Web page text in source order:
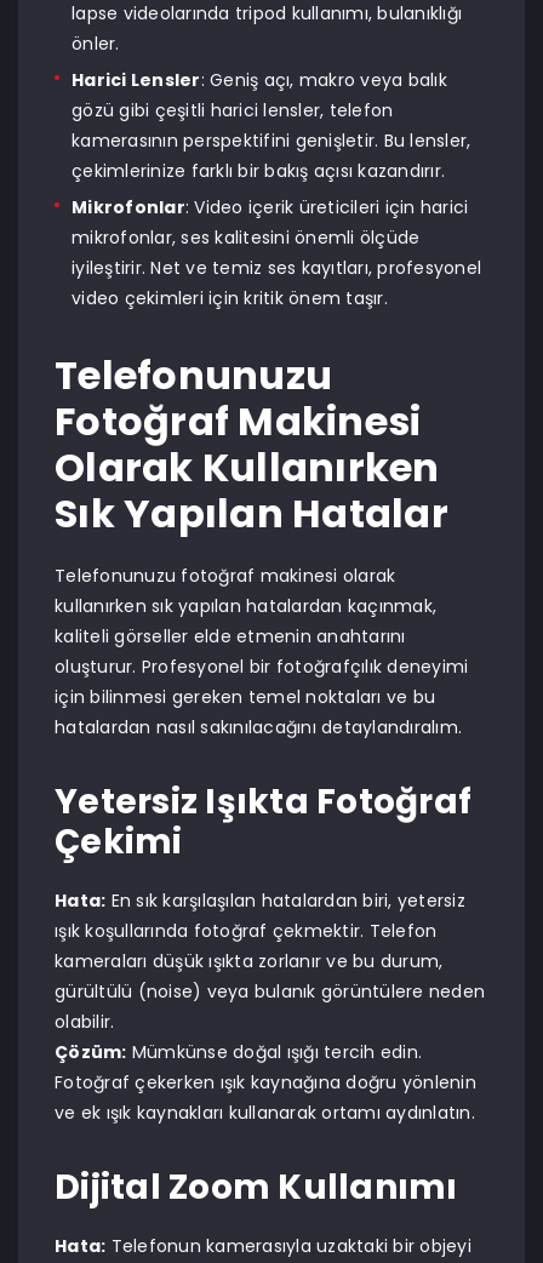
lapse videolarında tripod kullanımı, bulanıklığı
önler.
Harici Lensler: Geniş açı, makro veya balık
gözü gibi çeşitli harici lensler, telefon
kamerasının perspektifini genişletir. Bu lensler,
çekimlerinize farklı bir bakış açısı kazandırır.
Mikrofonlar: Video içerik üreticileri için harici
mikrofonlar, ses kalitesini önemli ölçüde
iyileştirir. Net ve temiz ses kayıtları, profesyonel
video çekimleri için kritik önem taşır.
Telefonunuzu
Fotoğraf Makinesi
Olarak Kullanırken
Sık Yapılan Hatalar
Telefonunuzu fotoğraf makinesi olarak
kullanırken sık yapılan hatalardan kaçınmak,
kaliteli görseller elde etmenin anahtarını
oluşturur. Profesyonel bir fotoğrafçılık deneyimi
için bilinmesi gereken temel noktaları ve bu
hatalardan nasıl sakınılacağını detaylandıralım.
Yetersiz Işıkta Fotoğraf
Çekimi
Hata: En sık karşılaşılan hatalardan biri, yetersiz
ışık koşullarında fotoğraf çekmektir. Telefon
kameraları düşük ışıkta zorlanır ve bu durum,
gürültülü (noise) veya bulanık görüntülere neden
olabilir.
Çözüm: Mümkünse doğal ışığı tercih edin.
Fotoğraf çekerken ışık kaynağına doğru yönlenin
ve ek ışık kaynakları kullanarak ortamı aydınlatın.
Dijital Zoom Kullanımı
Hata: Telefonun kamerasıyla uzaktaki bir objeyi